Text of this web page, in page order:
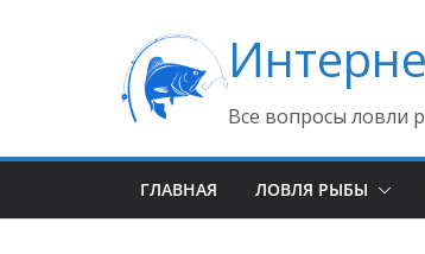
содержимому
Все вопросы ловли
ГЛАВНАЯ ЛОВЛЯ РЫБЫ